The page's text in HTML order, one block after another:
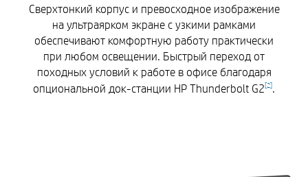
Сверхтонкий корпус и превосходное изображение
на ультраярком экране с узкими рамками
обеспечивают комфортную работу практически
при любом освещении. Быстрый переход от
походных условий к работе в офисе благодаря
опциональной док-станции HP Thunderbolt G2[2].